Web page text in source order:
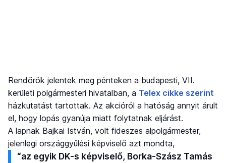
Rendőrök jelentek meg pénteken a budapesti, VII.
kerületi polgármesteri hivatalban, a Telex cikke szerint
házkutatást tartottak. Az akcióról a hatóság annyit árult
el, hogy lopás gyanúja miatt folytatnak eljárást.
A lapnak Bajkai István, volt fideszes alpolgármester,
jelenlegi országgyűlési képviselő azt mondta,
“az egyik DK-s képviselő, Borka-Szász Tamás